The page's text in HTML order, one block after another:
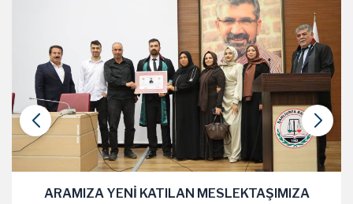
ARAMIZA YENİ KATILAN MESLEKTAŞIMIZA